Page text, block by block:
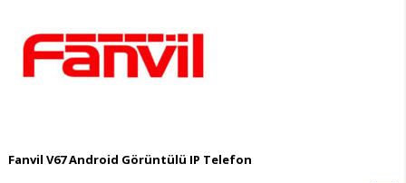
Fanvil V67 Android Görüntülü IP Telefon